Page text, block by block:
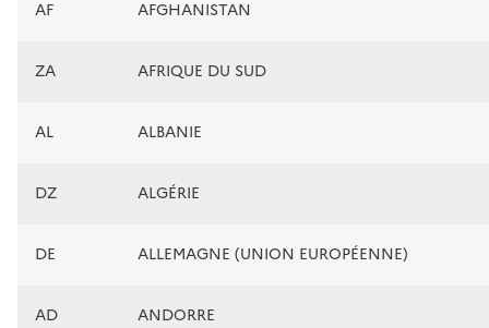
AF AFGHANISTAN
ZA AFRIQUE DU SUD
AL ALBANIE
DZ ALGÉRIE
DE ALLEMAGNE (UNION EUROPÉENNE)
AD ANDORRE